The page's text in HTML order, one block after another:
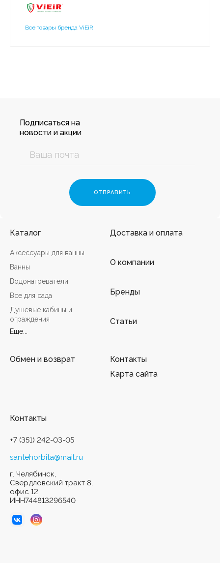
Все товары бренда ViEiR
Подписаться на
новости и акции
Каталог
Аксессуары для ванны
Ванны
Водонагреватели
Все для сада
Душевые кабины и
ограждения
Еще...
Доставка и оплата
О компании
Бренды
Статьи
Обмен и возврат
Контакты
Карта сайта
Контакты
+7 (351) 242-03-05
santehorbita@mail.ru
г. Челябинск,
Свердловский тракт 8,
офис 12
ИНН744813296540